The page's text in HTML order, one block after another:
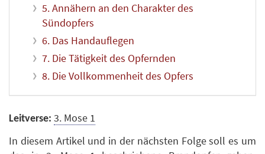
5. Annähern an den Charakter des
Sündopfers
6. Das Handauflegen
7. Die Tätigkeit des Opfernden
8. Die Vollkommenheit des Opfers
Leitverse: 3. Mose 1
In diesem Artikel und in der nächsten Folge soll es um